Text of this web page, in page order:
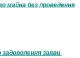
майна без проведення
заяви